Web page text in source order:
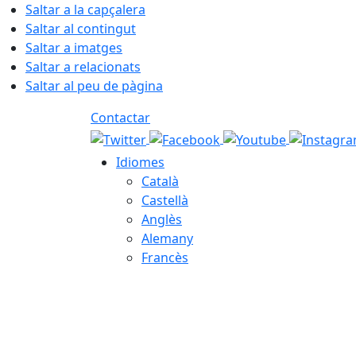
Saltar a la capçalera
Saltar al contingut
Saltar a imatges
Saltar a relacionats
Saltar al peu de pàgina
Contactar
Idiomes
Català
Castellà
Anglès
Alemany
Francès